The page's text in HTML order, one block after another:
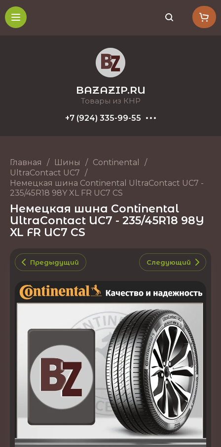
BAZAZIP.RU
Товары из КНР
+7 (924) 335-99-55
Главная / Шины / Continental
/
UltraContact UC7 /
Немецкая шина Continental UltraContact UC7 -
235/45R18 98Y XL FR UC7 CS
Немецкая шина Continental
UltraContact UC7 - 235/45R18 98Y
XL FR UC7 CS
Предыдущий Следующий